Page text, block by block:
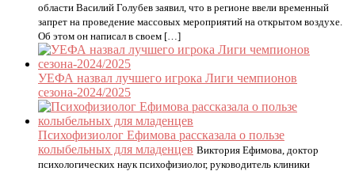
области Василий Голубев заявил, что в регионе ввели временный
запрет на проведение массовых мероприятий на открытом воздухе.
Об этом он написал в своем […]
УЕФА назвал лучшего игрока Лиги чемпионов
сезона-2024/2025
Психофизиолог Ефимова рассказала о пользе
колыбельных для младенцев Виктория Ефимова, доктор
психологических наук психофизиолог, руководитель клиники